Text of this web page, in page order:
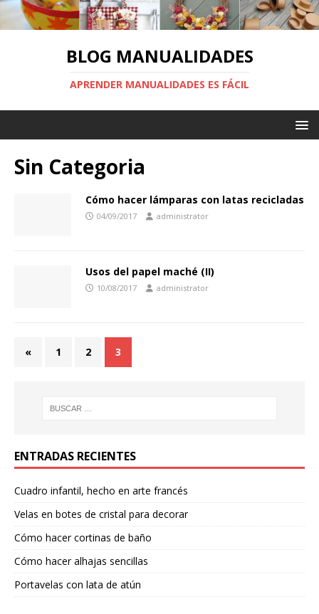
BLOG MANUALIDADES
APRENDER MANUALIDADES ES FÁCIL
Sin Categoria
Cómo hacer lámparas con latas recicladas
04/09/2017 administrator
Usos del papel maché (II)
10/08/2017 administrator
« 1 2 3
ENTRADAS RECIENTES
Cuadro infantil, hecho en arte francés
Velas en botes de cristal para decorar
Cómo hacer cortinas de baño
Cómo hacer alhajas sencillas
Portavelas con lata de atún